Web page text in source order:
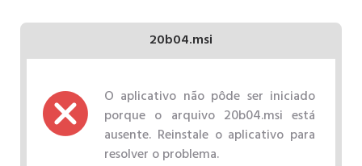
20b04.msi
O aplicativo não pôde ser iniciado
porque o arquivo 20b04.msi está
ausente. Reinstale o aplicativo para
resolver o problema.